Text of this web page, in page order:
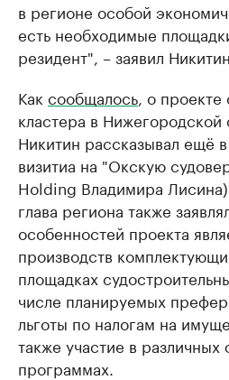
в регионе особой
есть необходимые
резидент", – заявил Никитин.
Как сообщалось , о
кластера в Нижегородской
Никитин рассказывал ещё
визитиа на "Окскую
Holding Владимира
глава региона также
особенностей проекта
производств
площадках
числе планируемых
льготы по налогам на
также участие в различных
программах.